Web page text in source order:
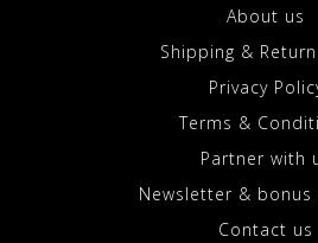
About us
Shipping &
Privacy
Terms &
Partner with
Newsletter & bonus
Contact us